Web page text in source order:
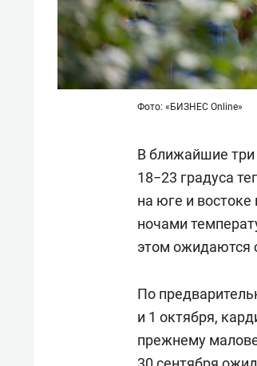
Фото: «БИЗНЕС Online»
В ближайшие три
18−23 градуса
на юге и
ночами
этом ожидаются
По
и 1 октября,
прежнему